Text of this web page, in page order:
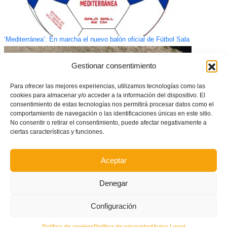
Gestionar consentimiento
Para ofrecer las mejores experiencias, utilizamos tecnologías como las
cookies para almacenar y/o acceder a la información del dispositivo. El
consentimiento de estas tecnologías nos permitirá procesar datos como el
comportamiento de navegación o las identificaciones únicas en este sitio.
No consentir o retirar el consentimiento, puede afectar negativamente a
ciertas características y funciones.
Aceptar
Denegar
Configuración
‘Mediterránea’: En marcha el nuevo balón oficial de Fútbol Sala
Fiamma y Salma, convocadas por la Selección Española sub17